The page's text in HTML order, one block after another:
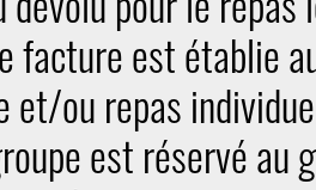
dévolu pour le repas
est établie au
et/ou repas
est réservé au